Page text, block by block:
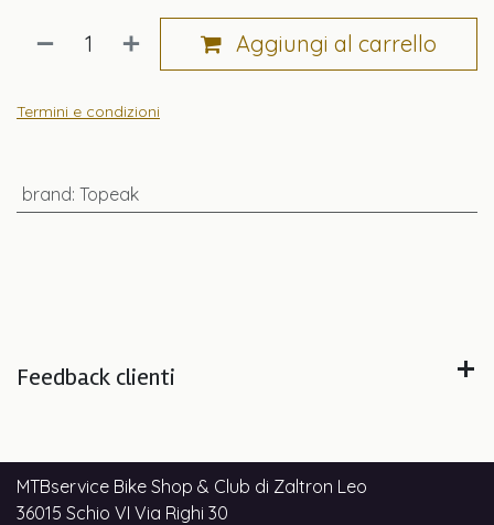
Aggiungi al carrello
Termini e condizioni
brand: Topeak
Feedback clienti
MTBservice Bike Shop & Club di Zaltron Leo
36015 Schio VI Via Righi 30